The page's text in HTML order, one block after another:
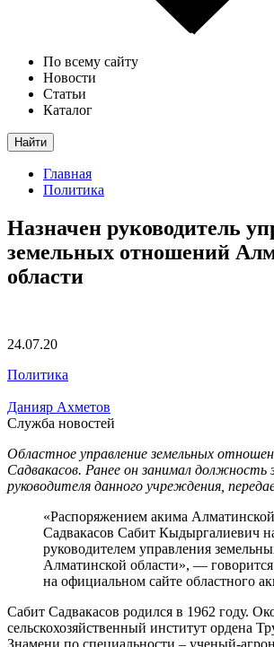
По всему сайту
Новости
Статьи
Каталог
Найти
Главная
Политика
Назначен руководитель
земельных отношений
области
24.07.20
Политика
Данияр Ахметов
Служба новостей
Областное управление земельных
Садвакасов. Ранее он занимал должность
руководителя данного учреждения,
«Распоряжением акима
Садвакасов Сабит Кыдыргалиевич
руководителем управления
Алматинской области», —
на официальном сайте областного
Сабит Садвакасов родился в 1962 году.
сельскохозяйственный институт ордена